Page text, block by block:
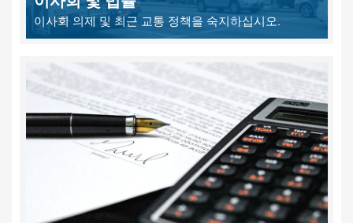
이사회 의제 및 최근 교통 정책을 숙지하십시오.